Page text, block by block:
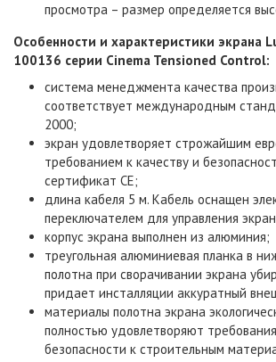
просмотра – размер определяется
Особенности и характеристики экрана
100136 серии Cinema Tensioned Control:
система менеджмента качества
соответствует международным
2000;
экран удовлетворяет строжайшим
требованием к качеству и
сертификат СЕ;
длина кабеля 5 м. Кабель оснащен
переключателем для управления
корпус экрана выполнен из алюминия;
треугольная алюминиевая планка в
полотна при сворачивании экрана
придает инсталляции аккуратный
материалы полотна экрана
полностью удовлетворяют
безопасности к строительным